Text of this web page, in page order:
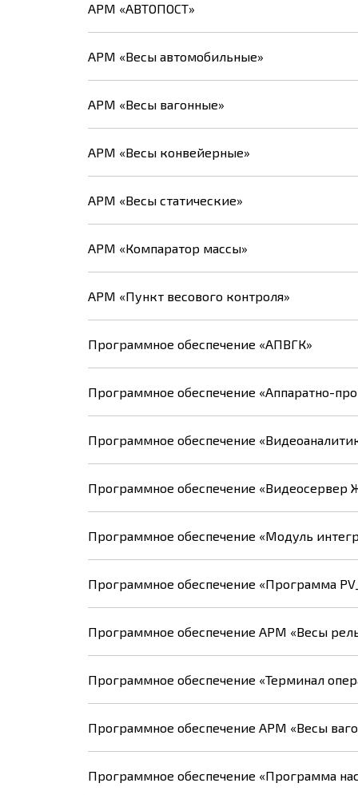
АРМ «АВТОПОСТ»
АРМ «Весы автомобильные»
АРМ «Весы вагонные»
АРМ «Весы конвейерные»
АРМ «Весы статические»
АРМ «Компаратор массы»
АРМ «Пункт весового контроля»
Программное обеспечение «АПВГК»
Программное обеспечение «Аппаратно-
Программное обеспечение
Программное обеспечение «Видеосервер
Программное обеспечение «Модуль
Программное обеспечение «Программа
Программное обеспечение АРМ «Весы
Программное обеспечение «Терминал
Программное обеспечение АРМ «Весы
Программное обеспечение «Программа